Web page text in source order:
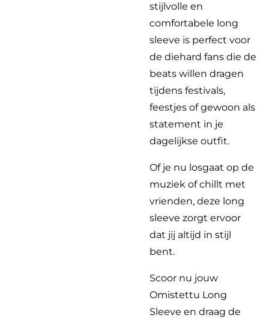
stijlvolle en
comfortabele long
sleeve is perfect voor
de diehard fans die de
beats willen dragen
tijdens festivals,
feestjes of gewoon als
statement in je
dagelijkse outfit.
Of je nu losgaat op de
muziek of chillt met
vrienden, deze long
sleeve zorgt ervoor
dat jij altijd in stijl
bent.
Scoor nu jouw
Omistettu Long
Sleeve en draag de